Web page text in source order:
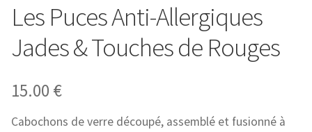
Les Puces Anti-Allergiques
Jades & Touches de Rouges
15.00 €
Cabochons de verre découpé, assemblé et fusionné à